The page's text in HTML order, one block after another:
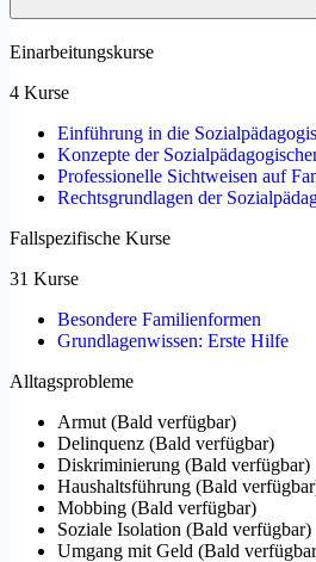
Einarbeitungskurse
4 Kurse
Einführung in die
Konzepte der
Professionelle Sichtweisen auf
Rechtsgrundlagen der
Fallspezifische Kurse
31 Kurse
Besondere Familienformen
Grundlagenwissen: Erste Hilfe
Alltagsprobleme
Armut (Bald verfügbar)
Delinquenz (Bald verfügbar)
Diskriminierung (Bald verfügbar)
Haushaltsführung (Bald verfügbar
Mobbing (Bald verfügbar)
Soziale Isolation (Bald verfügbar)
Umgang mit Geld (Bald verfügbar